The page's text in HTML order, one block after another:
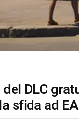
sfida ad EA